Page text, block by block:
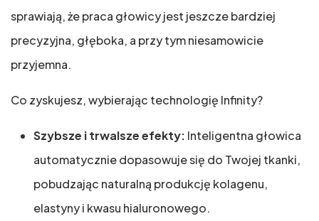
sprawiają, że praca głowicy jest jeszcze bardziej
precyzyjna, głęboka, a przy tym niesamowicie
przyjemna.
Co zyskujesz, wybierając technologię Infinity?
Szybsze i trwalsze efekty: Inteligentna głowica
automatycznie dopasowuje się do Twojej tkanki,
pobudzając naturalną produkcję kolagenu,
elastyny i kwasu hialuronowego.